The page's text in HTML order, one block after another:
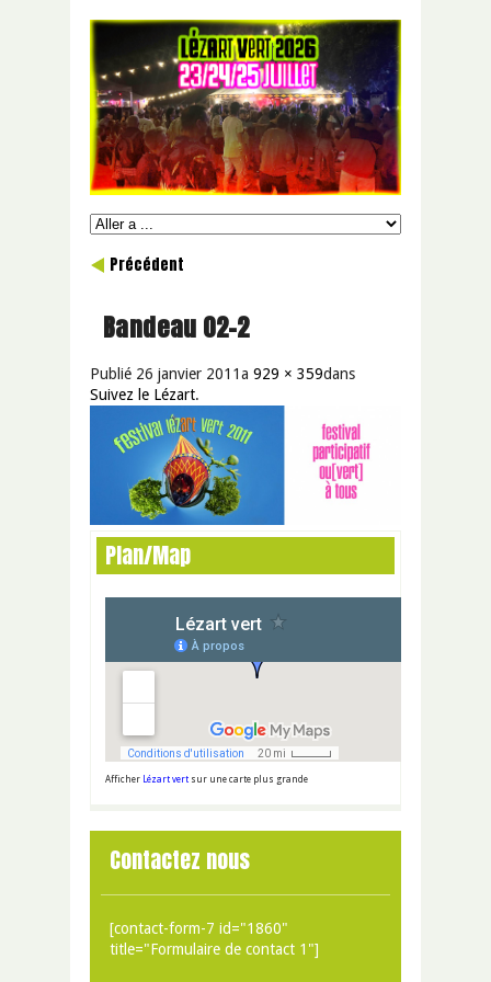
Précédent
Bandeau 02-2
Publié 26 janvier 2011a 929 × 359dans
Suivez le Lézart.
Plan/Map
Afficher Lézart vert sur une carte plus grande
Contactez nous
[contact-form-7 id="1860"
title="Formulaire de contact 1"]